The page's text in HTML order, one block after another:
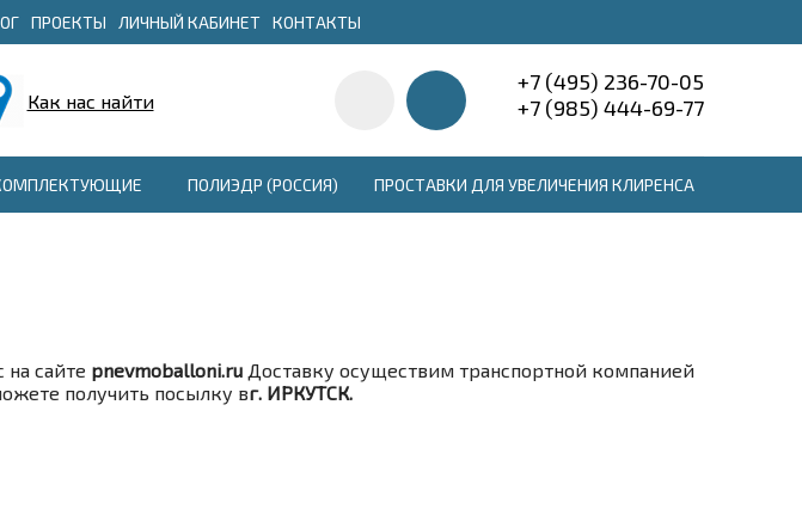
ПРОЕКТЫ ЛИЧНЫЙ КАБИНЕТ КОНТАКТЫ
Как нас найти
+7 (495) 236-70-05
+7 (985) 444-69-77
ПОЛИЭДР (РОССИЯ) ПРОСТАВКИ ДЛЯ УВЕЛИЧЕНИЯ КЛИРЕНСА
сайте pnevmoballoni.ru Доставку осуществим транспортной компанией
получить посылку вг. ИРКУТСК.